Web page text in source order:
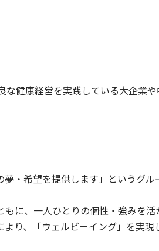
健康経営を実践している大企業
・希望を提供します」というグ
に、一人ひとりの個性・強みを
り、「ウェルビーイング」を実現